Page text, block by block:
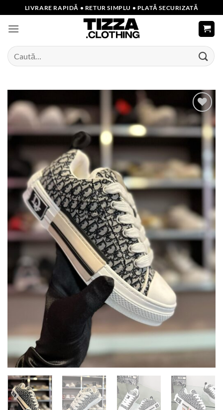
to
content
LIVRARE RAPIDĂ • RETUR SIMPLU • PLATĂ SECURIZATĂ
Caută
după:
wishlist